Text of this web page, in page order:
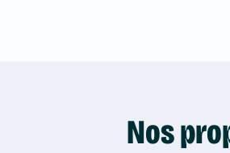
Nos